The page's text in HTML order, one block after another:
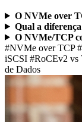
O NVMe over
Qual a
O NVMe/TCP
#NVMe over TCP
iSCSI #RoCEv2 vs
de Dados